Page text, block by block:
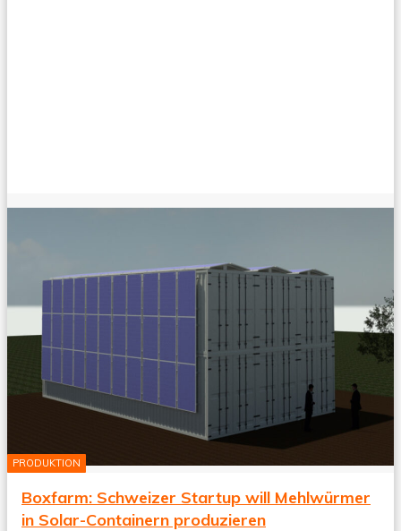
PRODUKTION
Boxfarm: Schweizer Startup will Mehlwürmer
in Solar-Containern produzieren